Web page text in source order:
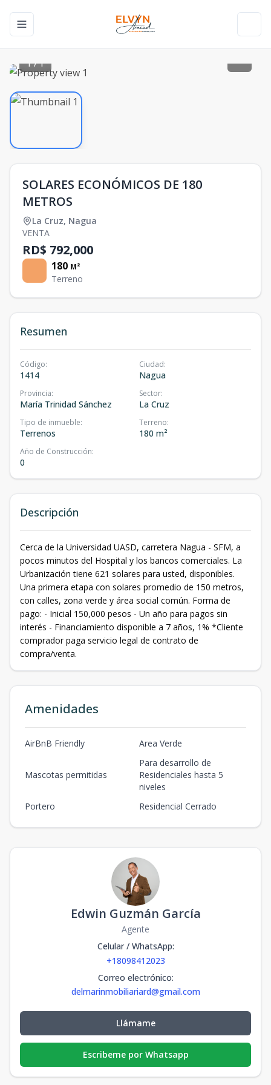
Toggle navigation menu
1/1
SOLARES ECONÓMICOS DE 180
METROS
La Cruz, Nagua
VENTA
RD$ 792,000
180 M²
Terreno
Resumen
Código:
1414
Ciudad:
Nagua
Provincia:
María Trinidad Sánchez
Sector:
La Cruz
Tipo de inmueble:
Terrenos
Terreno:
180 m²
Año de Construcción:
0
Descripción
Cerca de la Universidad UASD, carretera Nagua - SFM, a
pocos minutos del Hospital y los bancos comerciales. La
Urbanización tiene 621 solares para usted, disponibles.
Una primera etapa con solares promedio de 150 metros,
con calles, zona verde y área social común. Forma de
pago: - Inicial 150,000 pesos - Un año para pagos sin
interés - Financiamiento disponible a 7 años, 1% *Cliente
comprador paga servicio legal de contrato de
compra/venta.
Amenidades
AirBnB Friendly Area Verde
Mascotas permitidas
Para desarrollo de
Residenciales hasta 5
niveles
Portero
Residencial Cerrado
Edwin Guzmán García
Agente
Celular / WhatsApp:
+18098412023
Correo electrónico:
delmarinmobiliariard@gmail.com
Llámame
Escribeme por Whatsapp